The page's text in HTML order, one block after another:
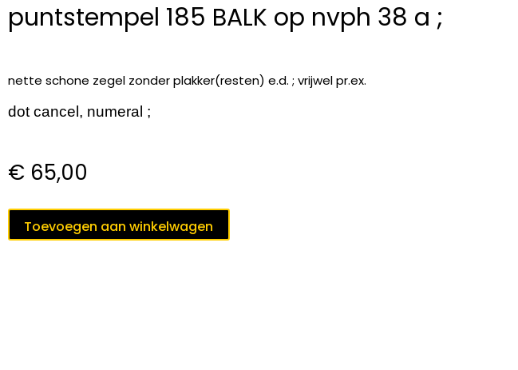
puntstempel 185 BALK op nvph 38 a ;
nette schone zegel zonder plakker(resten) e.d. ; vrijwel pr.ex.
dot cancel, numeral ;
€ 65,00
puntstempel
185
Toevoegen aan winkelwagen